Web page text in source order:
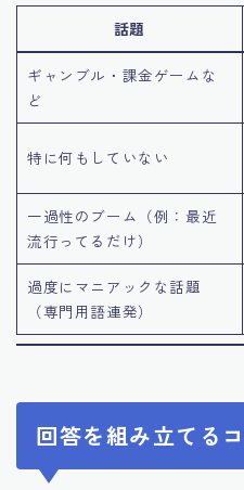
話題
ギャンブル・課金ゲームな
ど
特に何もしていない
一過性のブーム（例：最近
流行ってるだけ）
過度にマニアックな話題
（専門用語連発）
回答を組み立てる